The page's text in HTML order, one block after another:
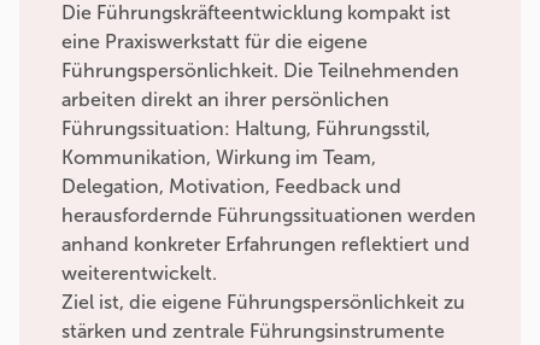
Die Führungskräfteentwicklung kompakt ist
eine Praxiswerkstatt für die eigene
Führungspersönlichkeit. Die Teilnehmenden
arbeiten direkt an ihrer persönlichen
Führungssituation: Haltung, Führungsstil,
Kommunikation, Wirkung im Team,
Delegation, Motivation, Feedback und
herausfordernde Führungssituationen werden
anhand konkreter Erfahrungen reflektiert und
weiterentwickelt.
Ziel ist, die eigene Führungspersönlichkeit zu
stärken und zentrale Führungsinstrumente